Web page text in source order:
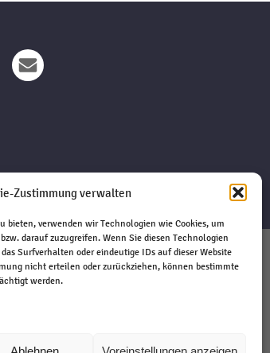
Zustimmung verwalten
bieten, verwenden wir Technologien wie Cookies, um
darauf zuzugreifen. Wenn Sie diesen Technologien
Surfverhalten oder eindeutige IDs auf dieser Website
nicht erteilen oder zurückziehen, können bestimmte
werden.